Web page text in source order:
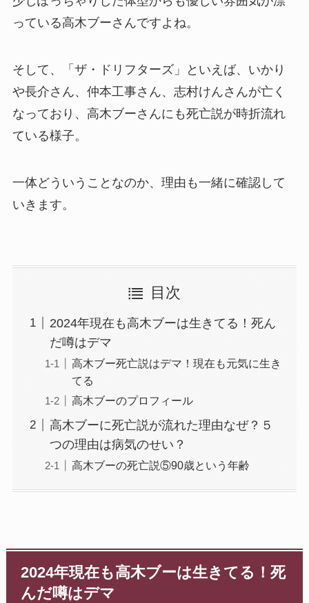
っている高木ブーさんですよね。
そして、「ザ・ドリフターズ」といえば、いかり
や長介さん、仲本工事さん、志村けんさんが亡く
なっており、高木ブーさんにも死亡説が時折流れ
ている様子。
一体どういうことなのか、理由も一緒に確認して
いきます。
目次
2024年現在も高木ブーは生きてる！死ん
だ噂はデマ
高木ブー死亡説はデマ！現在も元気に生き
てる
高木ブーのプロフィール
高木ブーに死亡説が流れた理由なぜ？５
つの理由は病気のせい？
高木ブーの死亡説⑤90歳という年齢
2024年現在も高木ブーは生きてる！死
んだ噂はデマ